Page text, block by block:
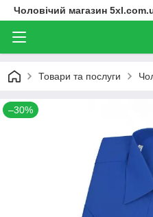
Чоловічий магазин
Товари та послуги
–30%